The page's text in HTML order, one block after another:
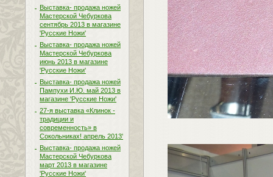
Выставка- продажа ножей
Мастерской Чебуркова
сентябрь 2013 в магазине
'Русские Ножи'
Выставка- продажа ножей
Мастерской Чебуркова
июнь 2013 в магазине
'Русские Ножи'
Выставка- продажа ножей
Пампухи И.Ю. май 2013 в
магазине 'Русские Ножи'
27-я выставка «Клинок -
традиции и
современность» в
Сокольниках! апрель 2013'
Выставка- продажа ножей
Мастерской Чебуркова
март 2013 в магазине
'Русские Ножи'